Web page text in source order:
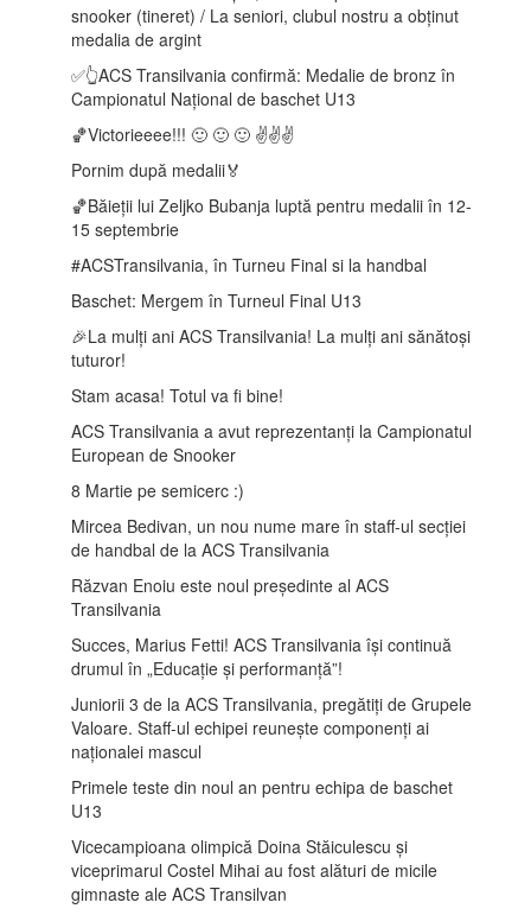
snooker (tineret) / La seniori, clubul nostru a obținut
medalia de argint
✅👆ACS Transilvania confirmă: Medalie de bronz în
Campionatul Național de baschet U13
🏀Victorieeee!!! 🙂 🙂 🙂 ✌️✌️✌️
Pornim după medalii🏅
🏀Băieții lui Zeljko Bubanja luptă pentru medalii în 12-
15 septembrie
️#ACSTransilvania, în Turneu Final si la handbal
Baschet: Mergem în Turneul Final U13
🎉La mulți ani ACS Transilvania! La mulți ani sănătoși
tuturor!
Stam acasa! Totul va fi bine!
ACS Transilvania a avut reprezentanți la Campionatul
European de Snooker
8 Martie pe semicerc :)
Mircea Bedivan, un nou nume mare în staff-ul secției
de handbal de la ACS Transilvania
Răzvan Enoiu este noul președinte al ACS
Transilvania
Succes, Marius Fetti! ACS Transilvania își continuă
drumul în „Educație și performanță”!
Juniorii 3 de la ACS Transilvania, pregătiți de Grupele
Valoare. Staff-ul echipei reunește componenți ai
naționalei mascul
Primele teste din noul an pentru echipa de baschet
U13
Vicecampioana olimpică Doina Stăiculescu și
viceprimarul Costel Mihai au fost alături de micile
gimnaste ale ACS Transilvan